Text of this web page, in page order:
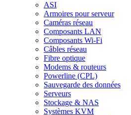
ASI
Armoires pour serveur
Caméras réseau
Composants LAN
Composants Wi-Fi
Câbles réseau
Fibre optique
Modems & routeurs
Powerline (CPL)
Sauvegarde des données
Serveurs
Stockage & NAS
Systèmes KVM